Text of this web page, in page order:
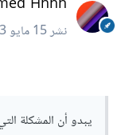
نشر15 مايو 2023
يبدو أن المشكلة